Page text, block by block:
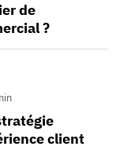
de
?
client